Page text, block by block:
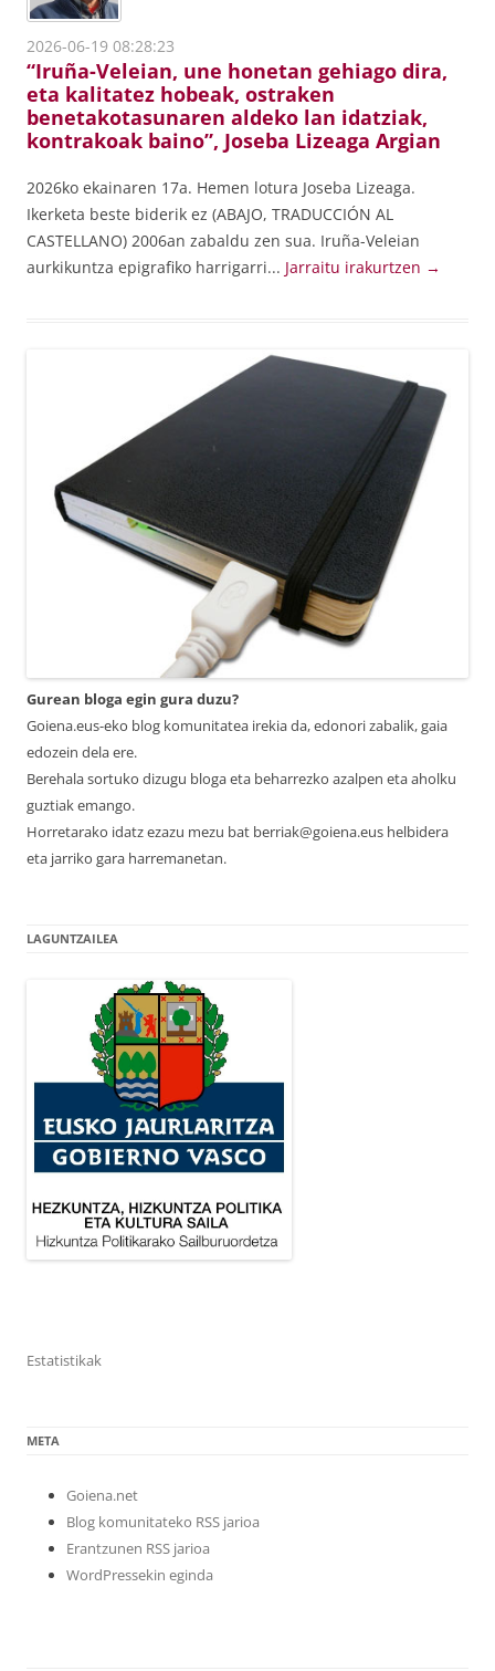
2026-06-19 08:28:23
“Iruña-Veleian, une honetan gehiago dira,
eta kalitatez hobeak, ostraken
benetakotasunaren aldeko lan idatziak,
kontrakoak baino”, Joseba Lizeaga Argian
2026ko ekainaren 17a. Hemen lotura Joseba Lizeaga.
Ikerketa beste biderik ez (ABAJO, TRADUCCIÓN AL
CASTELLANO) 2006an zabaldu zen sua. Iruña-Veleian
aurkikuntza epigrafiko harrigarri... Jarraitu irakurtzen →
Gurean bloga egin gura duzu?
Goiena.eus-eko blog komunitatea irekia da, edonori zabalik, gaia
edozein dela ere.
Berehala sortuko dizugu bloga eta beharrezko azalpen eta aholku
guztiak emango.
Horretarako idatz ezazu mezu bat berriak@goiena.eus helbidera
eta jarriko gara harremanetan.
LAGUNTZAILEA
Estatistikak
META
Goiena.net
Blog komunitateko RSS jarioa
Erantzunen RSS jarioa
WordPressekin eginda